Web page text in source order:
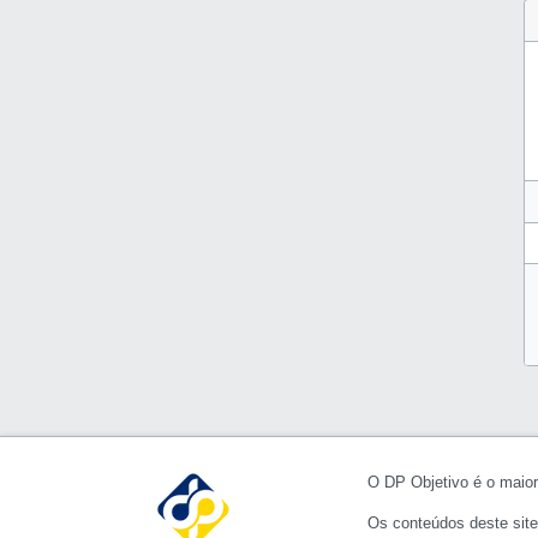
O DP Objetivo é o
Os conteúdos deste